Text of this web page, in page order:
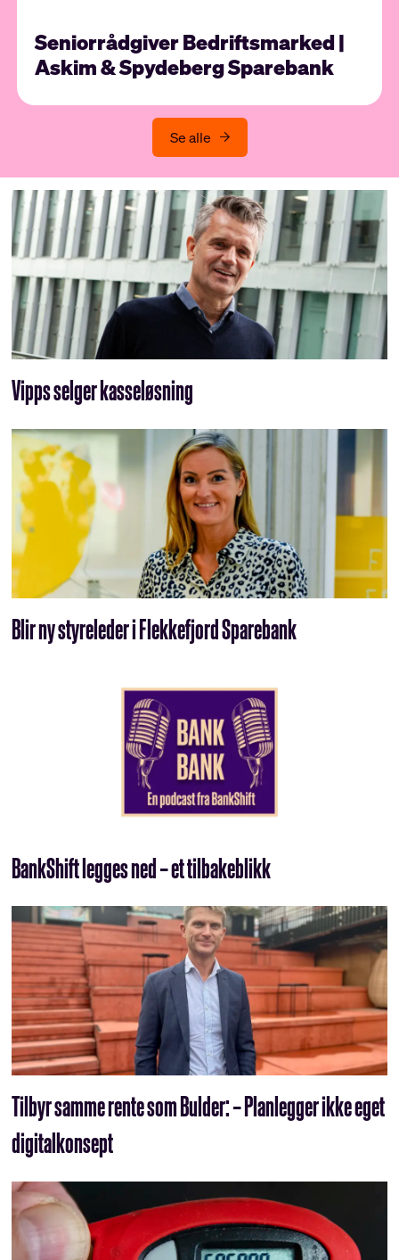
Seniorrådgiver Bedriftsmarked |
Askim & Spydeberg Sparebank
Se alle
Vipps selger kasseløsning
Blir ny styreleder i Flekkefjord Sparebank
BankShift legges ned – et tilbakeblikk
Tilbyr samme rente som Bulder: – Planlegger ikke eget
digitalkonsept